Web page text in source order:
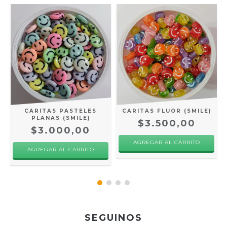
CARITAS PASTELES
PLANAS (SMILE)
$3.000,00
AGREGAR AL CARRITO
CARITAS FLUOR (SMILE)
$3.500,00
AGREGAR AL CARRITO
SEGUINOS